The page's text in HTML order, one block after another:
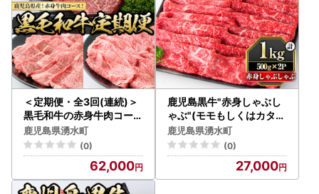
＜定期便・全3回(連続)＞
黒毛和牛の赤身牛肉コース
(すき焼き、焼肉、ステー
キ) 国産 九州産 鹿児島県
産 牛肉 黒毛和牛 和牛 赤身
ステーキ 定期便 頒布会 毎
月 すき焼き しゃぶしゃぶ
鹿児島県湧水町
(0)
62,000
鹿児島黒牛"赤身しゃぶし
ゃぶ"(モモもしくはカタ・
計1kg) 国産 九州産 鹿児島
県産 牛肉 黒牛 黒毛和牛 和
牛 お肉 すき焼き しゃぶし
ゃぶ もも肉 もも スライス
肩 肩ロース 冷凍【さつま
鹿児島県湧水町
(0)
27,000